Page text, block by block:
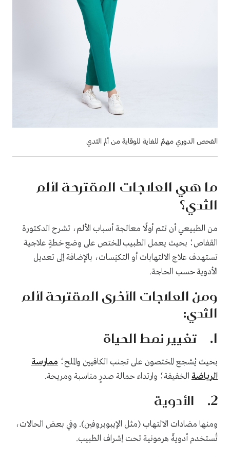
الفحص الدوري مهمٌ للغاية للوقاية من ألم الثدي
ما هي العلاجات المقترحة لألم
الثدي؟
من الطبيعي أن تتم أولًا معالجة أسباب الألم، تشرح الدكتورة
القفاص؛ بحيث يعمل الطبيب المختص على وضع خطةٍ علاجية
تستهدف علاج الالتهابات أو التكيَسات، بالإضافة إلى تعديل
الأدوية حسب الحاجة.
ومن العلاجات الأخرى المقترحة لألم
الثدي:
1. تغيير نمط الحياة
بحيث يُشجع المختصون على تجنب الكافيين والملح؛ ممارسة
الرياضة الخفيفة؛ وارتداء حمالة صدرٍ مناسبة ومريحة.
2. الأدوية
ومنها مضادات الالتهاب (مثل الإيبوبروفين). وفي بعض الحالات،
تُستخدم أدويةٌ هرمونية تحت إشراف الطبيب.